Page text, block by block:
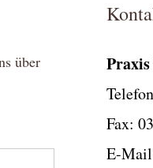
über
Fax:
E-